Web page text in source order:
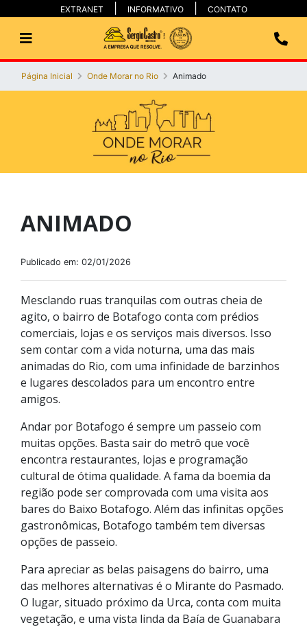
EXTRANET INFORMATIVO CONTATO
Página Inicial Onde Morar no Rio Animado
ANIMADO
Publicado em: 02/01/2026
Mesclando ruas tranquilas com outras cheia de
agito, o bairro de Botafogo conta com prédios
comerciais, lojas e os serviços mais diversos. Isso
sem contar com a vida noturna, uma das mais
animadas do Rio, com uma infinidade de barzinhos
e lugares descolados para um encontro entre
amigos.
Andar por Botafogo é sempre um passeio com
muitas opções. Basta sair do metrô que você
encontra restaurantes, lojas e programação
cultural de ótima qualidade. A fama da boemia da
região pode ser comprovada com uma visita aos
bares do Baixo Botafogo. Além das infinitas opções
gastronômicas, Botafogo também tem diversas
opções de passeio.
Para apreciar as belas paisagens do bairro, uma
das melhores alternativas é o Mirante do Pasmado.
O lugar, situado próximo da Urca, conta com muita
vegetação, e uma vista linda da Baía de Guanabara